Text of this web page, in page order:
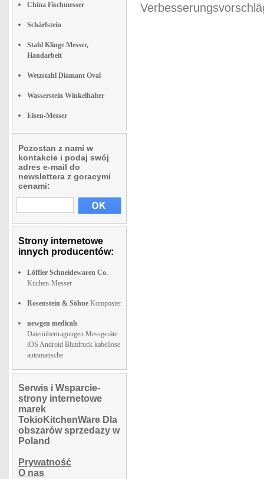
China Fischmesser
Schärfstein
Stahl Klinge Messer,
Handarbeit
Wetzstahl Diamant Oval
Wasserstein Winkelhalter
Eisen-Messer
Pozostan z nami w
kontakcie i podaj swój
adres e-mail do
newslettera z goracymi
cenami:
Strony internetowe
innych producentów:
Löffler Schneidewaren Co.
Küchen-Messer
Rosenstein & Söhne Komposter
newgen medicals
Datenübertragungen Messgeräte
iOS Android Blutdruck kabellose
automatische
Serwis i Wsparcie-
strony internetowe
marek
TokioKitchenWare Dla
obszarów sprzedazy w
Poland
Prywatność
O nas